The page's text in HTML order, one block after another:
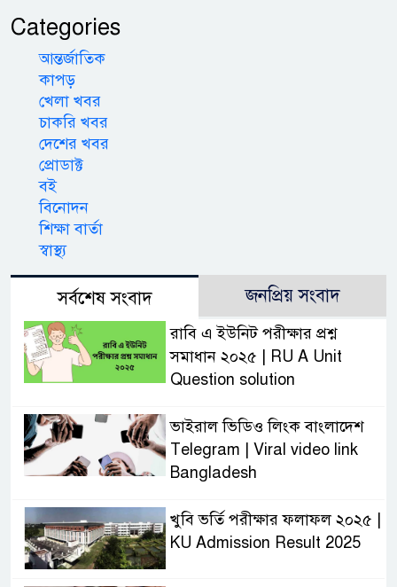
Categories
আন্তর্জাতিক
কাপড়
খেলা খবর
চাকরি খবর
দেশের খবর
প্রোডাক্ট
বই
বিনোদন
শিক্ষা বার্তা
স্বাস্থ্য
সর্বশেষ সংবাদ জনপ্রিয় সংবাদ
রাবি এ ইউনিট পরীক্ষার প্রশ্ন
সমাধান ২০২৫ | RU A Unit
Question solution
ভাইরাল ভিডিও লিংক বাংলাদেশ
Telegram | Viral video link
Bangladesh
খুবি ভর্তি পরীক্ষার ফলাফল ২০২৫ |
KU Admission Result 2025